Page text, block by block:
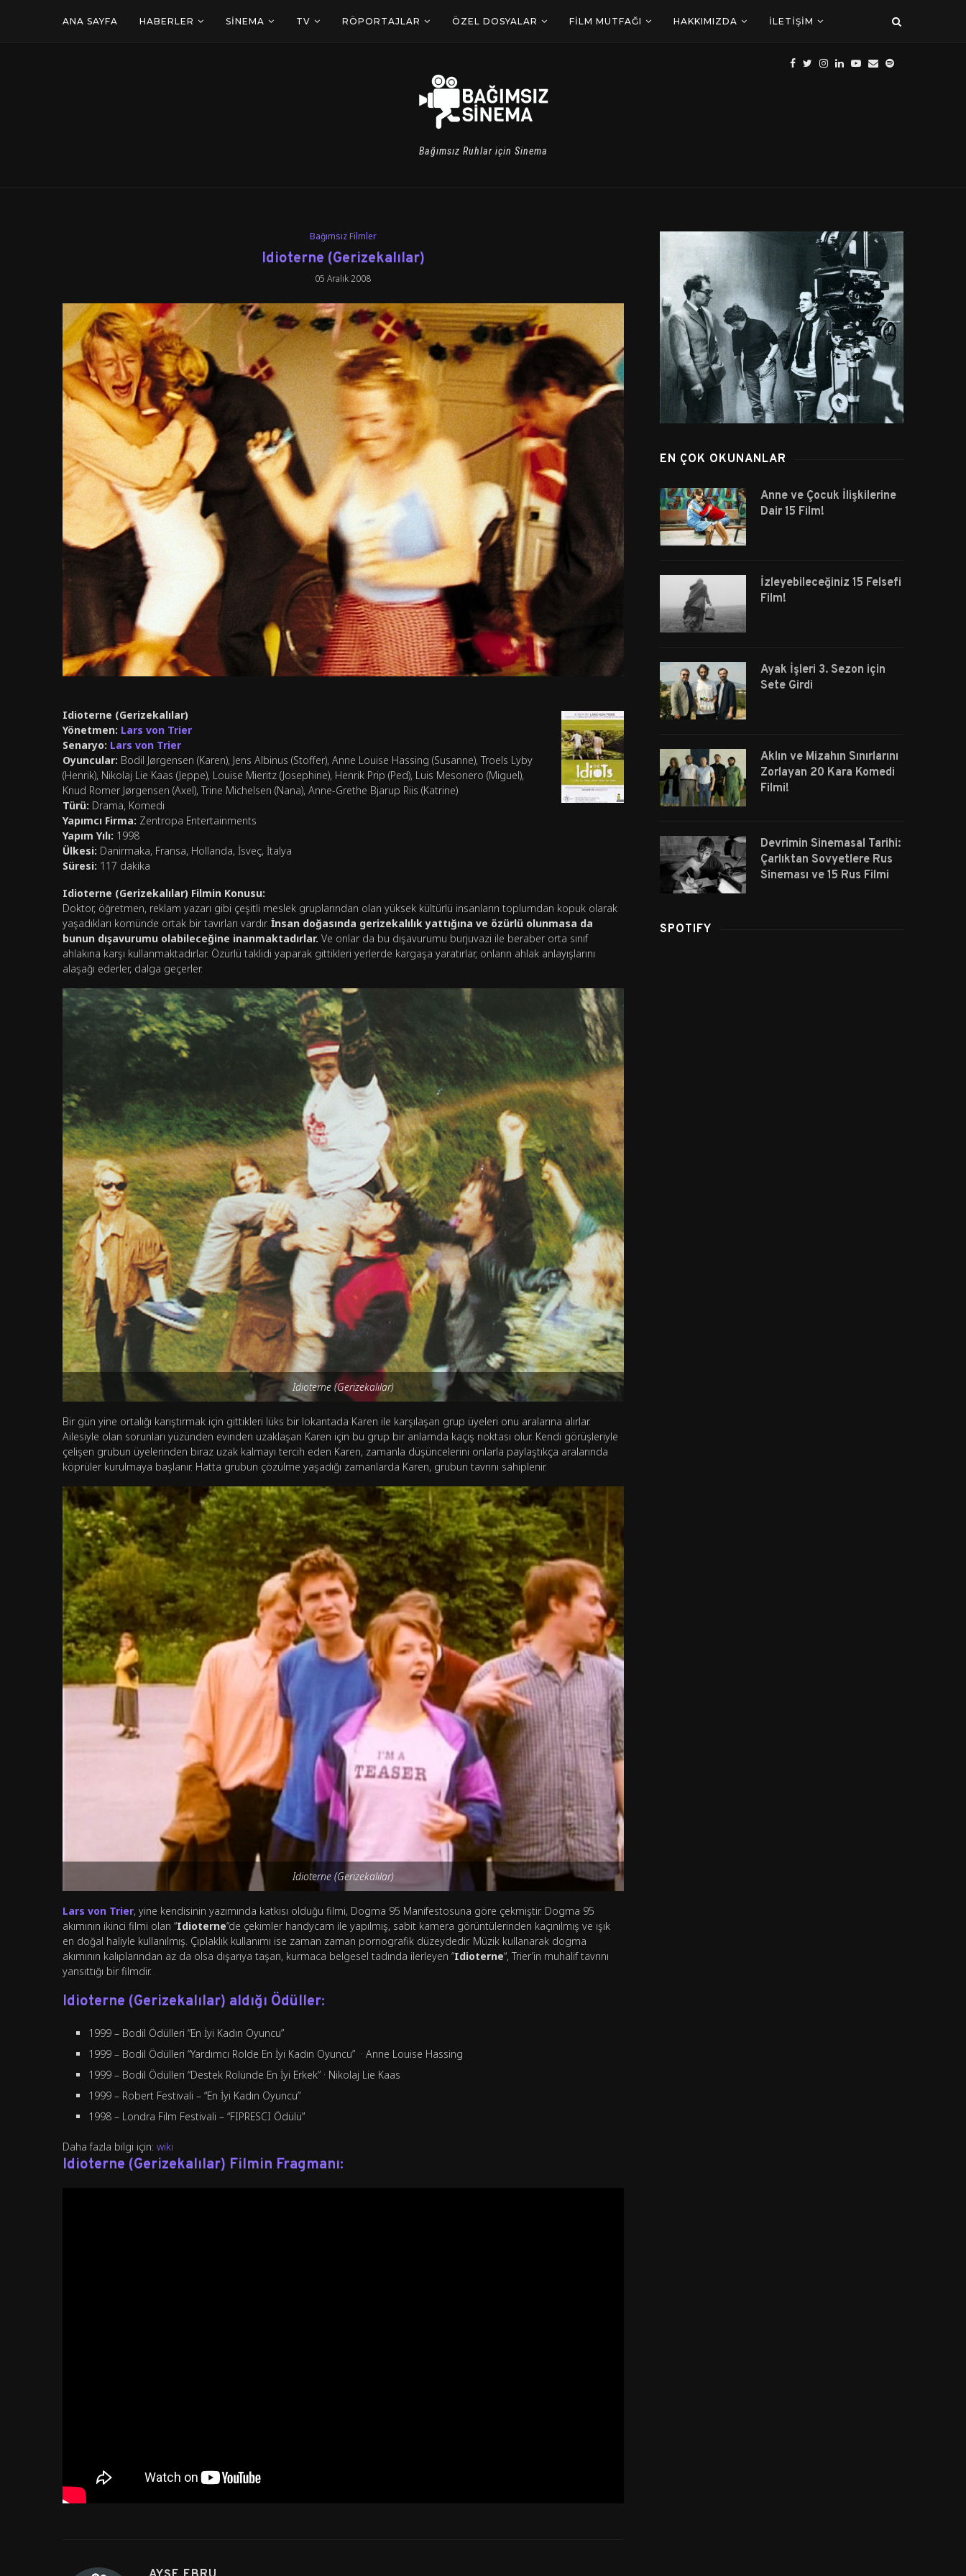
ANA SAYFA HABERLER SINEMA TV RÖPORTAJLAR ÖZEL DOSYALAR FILM MUTFAĞI HAKKIMIZDA İLETIŞIM
Bağımsız Ruhlar için Sinema
Bağımsız Filmler
Idioterne (Gerizekalılar)
05 Aralık 2008
Idioterne (Gerizekalılar)
Yönetmen: Lars von Trier
Senaryo: Lars von Trier
Oyuncular: Bodil Jørgensen (Karen), Jens Albinus (Stoffer), Anne Louise Hassing (Susanne), Troels Lyby
(Henrik), Nikolaj Lie Kaas (Jeppe), Louise Mieritz (Josephine), Henrik Prip (Ped), Luis Mesonero (Miguel),
Knud Romer Jørgensen (Axel), Trine Michelsen (Nana), Anne-Grethe Bjarup Riis (Katrine)
Türü: Drama, Komedi
Yapımcı Firma: Zentropa Entertainments
Yapım Yılı: 1998
Ülkesi: Danirmaka, Fransa, Hollanda, İsveç, İtalya
Süresi: 117 dakika
Idioterne (Gerizekalılar) Filmin Konusu:
Doktor, öğretmen, reklam yazarı gibi çeşitli meslek gruplarından olan yüksek kültürlü insanların toplumdan kopuk olarak
yaşadıkları komünde ortak bir tavırları vardır. İnsan doğasında gerizekalılık yattığına ve özürlü olunmasa da
bunun dışavurumu olabileceğine inanmaktadırlar. Ve onlar da bu dışavurumu burjuvazi ile beraber orta sınıf
ahlakına karşı kullanmaktadırlar. Özürlü taklidi yaparak gittikleri yerlerde kargaşa yaratırlar, onların ahlak anlayışlarını
alaşağı ederler, dalga geçerler.
Idioterne (Gerizekalılar)
Bir gün yine ortalığı karıştırmak için gittikleri lüks bir lokantada Karen ile karşılaşan grup üyeleri onu aralarına alırlar.
Ailesiyle olan sorunları yüzünden evinden uzaklaşan Karen için bu grup bir anlamda kaçış noktası olur. Kendi görüşleriyle
çelişen grubun üyelerinden biraz uzak kalmayı tercih eden Karen, zamanla düşüncelerini onlarla paylaştıkça aralarında
köprüler kurulmaya başlanır. Hatta grubun çözülme yaşadığı zamanlarda Karen, grubun tavrını sahiplenir.
Idioterne (Gerizekalılar)
Lars von Trier, yine kendisinin yazımında katkısı olduğu filmi, Dogma 95 Manifestosuna göre çekmiştir. Dogma 95
akımının ikinci filmi olan “Idioterne“de çekimler handycam ile yapılmış, sabit kamera görüntülerinden kaçınılmış ve ışık
en doğal haliyle kullanılmış. Çıplaklık kullanımı ise zaman zaman pornografik düzeydedir. Müzik kullanarak dogma
akımının kalıplarından az da olsa dışarıya taşan, kurmaca belgesel tadında ilerleyen “Idioterne“, Trier’in muhalif tavrını
yansıttığı bir filmdir.
Idioterne (Gerizekalılar) aldığı Ödüller:
1999 – Bodil Ödülleri “En İyi Kadın Oyuncu”
1999 – Bodil Ödülleri “Yardımcı Rolde En İyi Kadın Oyuncu” · Anne Louise Hassing
1999 – Bodil Ödülleri “Destek Rolünde En İyi Erkek” · Nikolaj Lie Kaas
1999 – Robert Festivali – “En İyi Kadın Oyuncu”
1998 – Londra Film Festivali – “FIPRESCI Ödülü”
Daha fazla bilgi için: wiki
Idioterne (Gerizekalılar) Filmin Fragmanı:
EN ÇOK OKUNANLAR
Anne ve Çocuk İlişkilerine
Dair 15 Film!
İzleyebileceğiniz 15 Felsefi
Film!
Ayak İşleri 3. Sezon için
Sete Girdi
Aklın ve Mizahın Sınırlarını
Zorlayan 20 Kara Komedi
Filmi!
Devrimin Sinemasal Tarihi:
Çarlıktan Sovyetlere Rus
Sineması ve 15 Rus Filmi
SPOTIFY